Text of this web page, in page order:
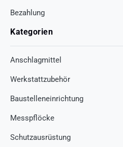
Bezahlung
Kategorien
Anschlagmittel
Werkstattzubehör
Baustelleneinrichtung
Messpflöcke
Schutzausrüstung